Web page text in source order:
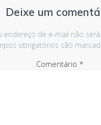
Deixe um
endereço de e-mail não
obrigatórios são
Comentário *